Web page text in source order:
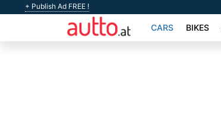
+ Publish Ad FREE !
CARS BIKES